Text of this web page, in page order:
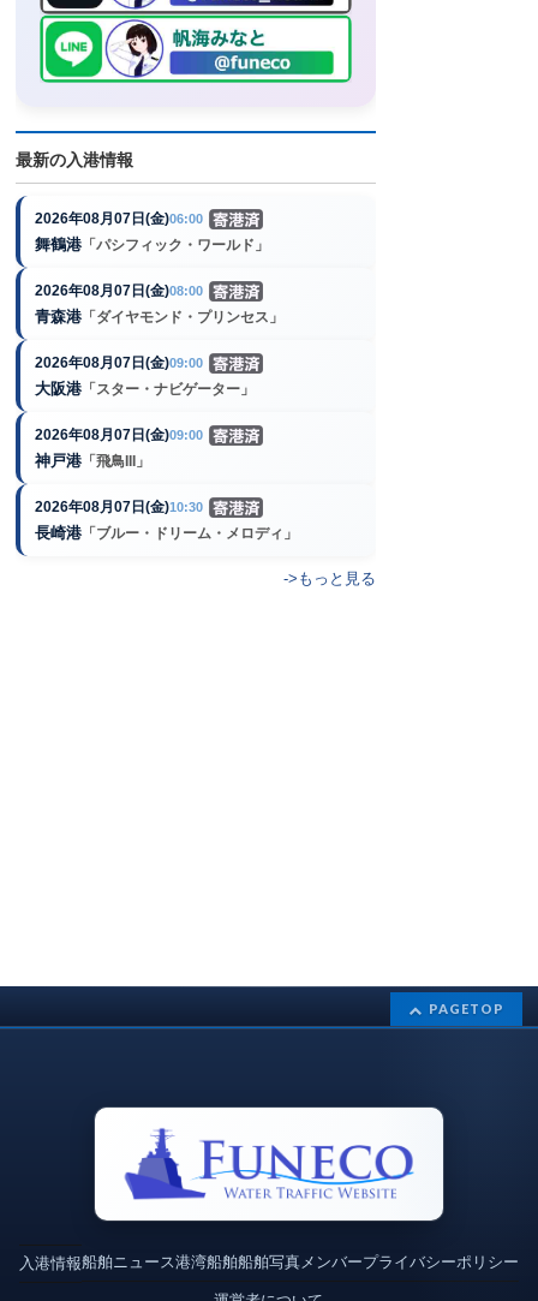
最新の入港情報
2026年08月07日(金)06:00
舞鶴港 「パシフィック・ワールド」
2026年08月07日(金)08:00
青森港 「ダイヤモンド・プリンセス」
2026年08月07日(金)09:00
大阪港 「スター・ナビゲーター」
2026年08月07日(金)09:00
神戸港 「飛鳥III」
2026年08月07日(金)10:30
長崎港 「ブルー・ドリーム・メロディ」
->もっと見る
PAGETOP
入港情報船舶ニュース港湾船舶船舶写真メンバープライバシーポリシー